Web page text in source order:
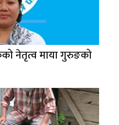
नेतृत्व माया गुरुङको